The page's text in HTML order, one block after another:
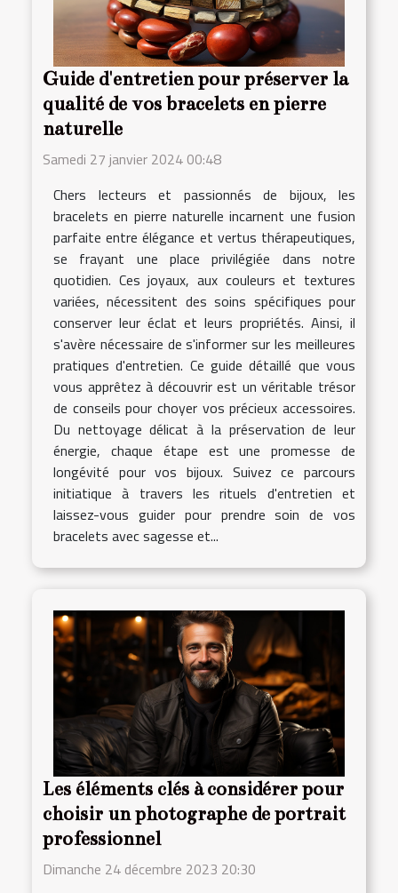
Guide d'entretien pour préserver la
qualité de vos bracelets en pierre
naturelle
Samedi 27 janvier 2024 00:48
Chers lecteurs et passionnés de bijoux, les
bracelets en pierre naturelle incarnent une fusion
parfaite entre élégance et vertus thérapeutiques,
se frayant une place privilégiée dans notre
quotidien. Ces joyaux, aux couleurs et textures
variées, nécessitent des soins spécifiques pour
conserver leur éclat et leurs propriétés. Ainsi, il
s'avère nécessaire de s'informer sur les meilleures
pratiques d'entretien. Ce guide détaillé que vous
vous apprêtez à découvrir est un véritable trésor
de conseils pour choyer vos précieux accessoires.
Du nettoyage délicat à la préservation de leur
énergie, chaque étape est une promesse de
longévité pour vos bijoux. Suivez ce parcours
initiatique à travers les rituels d'entretien et
laissez-vous guider pour prendre soin de vos
bracelets avec sagesse et...
Les éléments clés à considérer pour
choisir un photographe de portrait
professionnel
Dimanche 24 décembre 2023 20:30